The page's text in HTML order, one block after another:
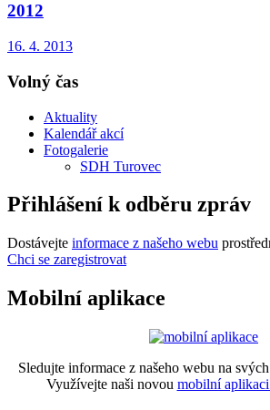
2012
16. 4. 2013
Volný čas
Aktuality
Kalendář akcí
Fotogalerie
SDH Turovec
Přihlášení k odběru zpráv
Dostávejte informace z našeho webu
Chci se zaregistrovat
Mobilní aplikace
Sledujte informace z našeho webu na
Využívejte naši novou mobilní